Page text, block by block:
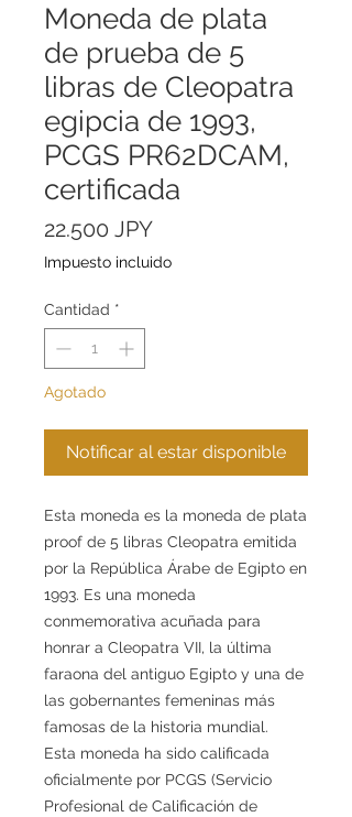
Moneda de plata
de prueba de 5
libras de Cleopatra
egipcia de 1993,
PCGS PR62DCAM,
certificada
22.500 JPYPrecio
Impuesto incluido
Cantidad *
Agotado
Notificar al estar disponible
Esta moneda es la moneda de plata
proof de 5 libras Cleopatra emitida
por la República Árabe de Egipto en
1993. Es una moneda
conmemorativa acuñada para
honrar a Cleopatra VII, la última
faraona del antiguo Egipto y una de
las gobernantes femeninas más
famosas de la historia mundial.
Esta moneda ha sido calificada
oficialmente por PCGS (Servicio
Profesional de Calificación de